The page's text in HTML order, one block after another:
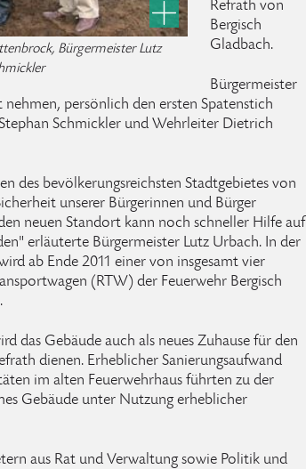
Bürgermeister Lutz
Refrath von
Bergisch
Gladbach.
Bürgermeister
persönlich den ersten Spatenstich
Schmickler und Wehrleiter Dietrich
des bevölkerungsreichsten Stadtgebietes von
unserer Bürgerinnen und Bürger
neuen Standort kann noch schneller Hilfe auf
erläuterte Bürgermeister Lutz Urbach. In der
ab Ende 2011 einer von insgesamt vier
(RTW) der Feuerwehr Bergisch
das Gebäude auch als neues Zuhause für den
dienen. Erheblicher Sanierungsaufwand
im alten Feuerwehrhaus führten zu der
Gebäude unter Nutzung erheblicher
aus Rat und Verwaltung sowie Politik und